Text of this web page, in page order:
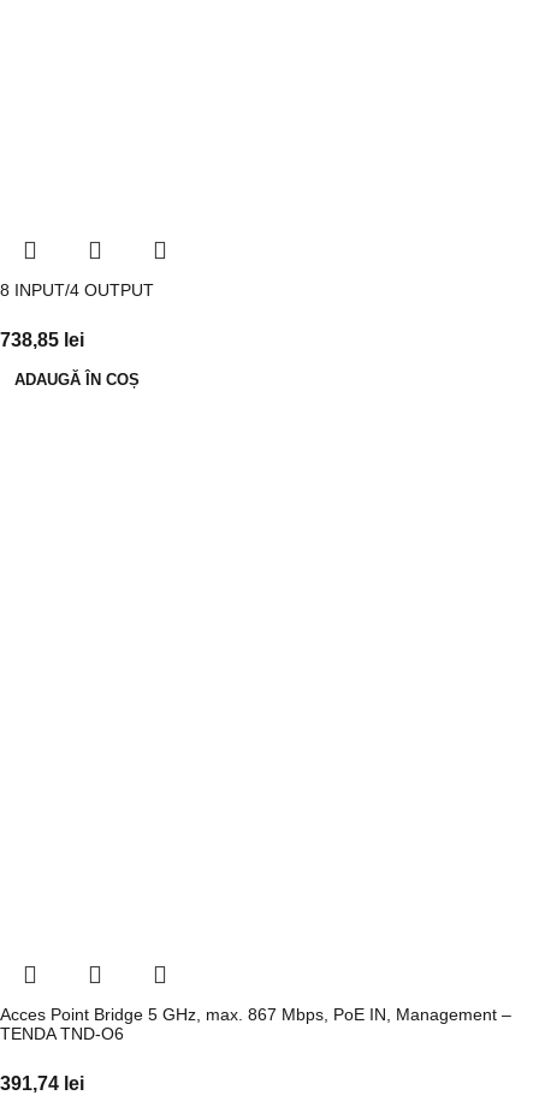
8 INPUT/4 OUTPUT
738,85 lei
ADAUGĂ ÎN COȘ
Acces Point Bridge 5 GHz, max. 867 Mbps, PoE IN, Management –
TENDA TND-O6
391,74 lei